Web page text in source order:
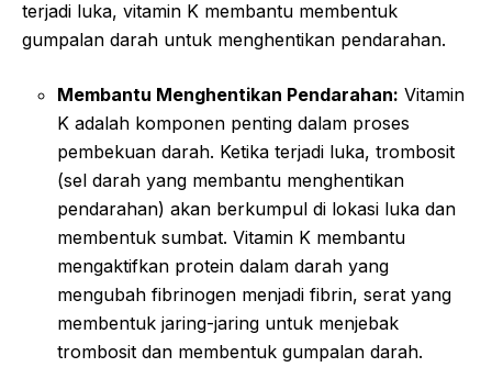
terjadi luka, vitamin K membantu membentuk
gumpalan darah untuk menghentikan pendarahan.
Membantu Menghentikan Pendarahan: Vitamin
K adalah komponen penting dalam proses
pembekuan darah. Ketika terjadi luka, trombosit
(sel darah yang membantu menghentikan
pendarahan) akan berkumpul di lokasi luka dan
membentuk sumbat. Vitamin K membantu
mengaktifkan protein dalam darah yang
mengubah fibrinogen menjadi fibrin, serat yang
membentuk jaring-jaring untuk menjebak
trombosit dan membentuk gumpalan darah.